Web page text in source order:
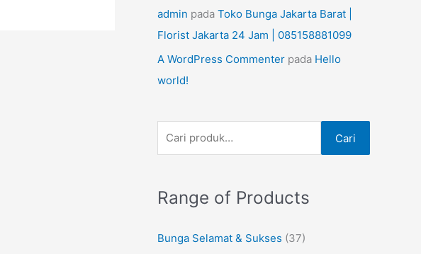
admin pada Toko Bunga Jakarta Barat |
Florist Jakarta 24 Jam | 085158881099
A WordPress Commenter pada Hello
world!
Cari
Range of Products
Bunga Selamat & Sukses (37)